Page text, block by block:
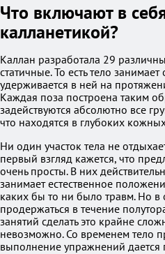
Что включают в
калланетикой?
Каллан разработала 29
статичные. То есть тело
удерживается в ней на
Каждая поза построена таким
задействуются абсолютно все
что находятся в глубоких
Ни один участок тела не
первый взгляд кажется, что
очень просты. В них
занимает естественное
каких бы то ни было травм. Но
продержаться в течение
занятий сделать это крайне
невозможно. Со временем тело
выполнение упражнений дается